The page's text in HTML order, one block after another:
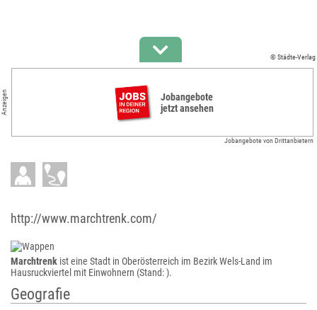
© Städte-Verlag
Anzeigen
Jobangebote
jetzt ansehen
Jobangebote von Drittanbietern
http://www.marchtrenk.com/
Marchtrenk ist eine Stadt in Oberösterreich im Bezirk Wels-Land im
Hausruckviertel mit Einwohnern (Stand: ).
Geografie